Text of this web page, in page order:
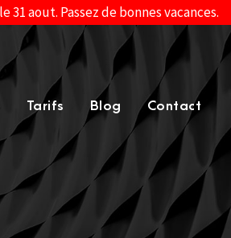
aout. Passez de bonnes vacances.
Tarifs Blog Contact